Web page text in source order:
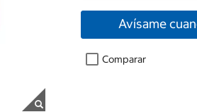
Avísame
Comparar